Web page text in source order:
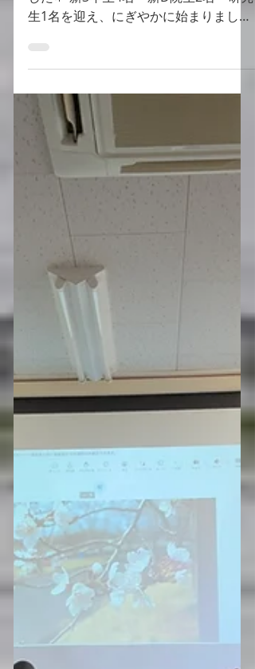
2026年度がスタートし
ました🤞
4月10日（金）は、本年度最初の特研で
した🌱 新3年生4名・新D院生2名・研究
生1名を迎え、にぎやかに始まりました
🤞 初回の発表はD2の2名でした。 緊張
感の中にも、活発な議論が交わされ、
良いスタートになったように感じま
す。 特研のあとは、「魚魚屋」で新入
生歓迎会を行いました🍻 今年度も、
日々の積み重ねを大切にしながら、研